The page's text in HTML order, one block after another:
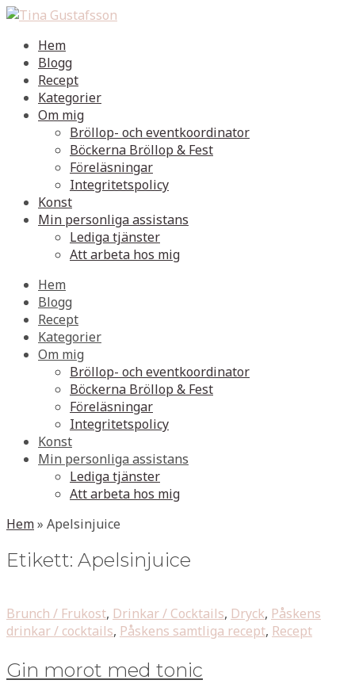
Hem
Blogg
Recept
Kategorier
Om mig
Bröllop- och eventkoordinator
Böckerna Bröllop & Fest
Föreläsningar
Integritetspolicy
Konst
Min personliga assistans
Lediga tjänster
Att arbeta hos mig
Hem
Blogg
Recept
Kategorier
Om mig
Bröllop- och eventkoordinator
Böckerna Bröllop & Fest
Föreläsningar
Integritetspolicy
Konst
Min personliga assistans
Lediga tjänster
Att arbeta hos mig
Hem» Apelsinjuice
Etikett: Apelsinjuice
Brunch / Frukost, Drinkar / Cocktails, Dryck, Påskens
drinkar / cocktails, Påskens samtliga recept, Recept
Gin morot med tonic